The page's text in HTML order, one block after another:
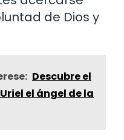
de Dios y
Descubre el
el ángel de la